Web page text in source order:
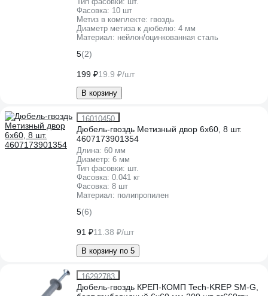
Фасовка: 10 шт
Метиз в комплекте: гвоздь
Диаметр метиза к дюбелю: 4 мм
Материал: нейлон/оцинкованная сталь
5(2)
199 ₽19.9 ₽/шт
В корзину
16010450
Дюбель-гвоздь Метизный двор 6х60, 8 шт.
4607173901354
Длина: 60 мм
Диаметр: 6 мм
Тип фасовки: шт.
Фасовка: 0.041 кг
Фасовка: 8 шт
Материал: полипропилен
5(6)
91 ₽11.38 ₽/шт
В корзину по 5
16292783
Дюбель-гвоздь КРЕП-КОМП Tech-KREP SM-G,